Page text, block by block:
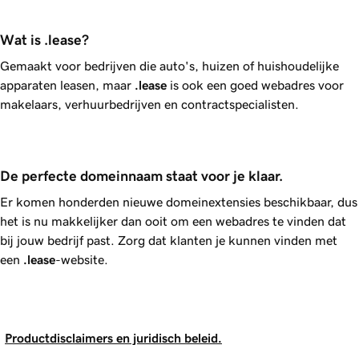
Wat is .lease?
Gemaakt voor bedrijven die auto's, huizen of huishoudelijke
apparaten leasen, maar .lease is ook een goed webadres voor
makelaars, verhuurbedrijven en contractspecialisten.
De perfecte domeinnaam staat voor je klaar.
Er komen honderden nieuwe domeinextensies beschikbaar, dus
het is nu makkelijker dan ooit om een webadres te vinden dat
bij jouw bedrijf past. Zorg dat klanten je kunnen vinden met
een .lease-website.
Productdisclaimers en juridisch beleid.